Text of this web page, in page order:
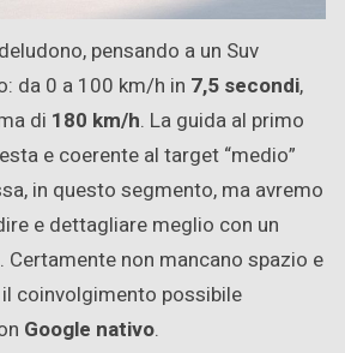
pensando a un Suv
da 0 a 100 km/h in 7,5 secondi,
di 180 km/h. La guida al primo
e coerente al target “medio”
in questo segmento, ma avremo
e dettagliare meglio con un
non mancano spazio e
coinvolgimento possibile
Google nativo.